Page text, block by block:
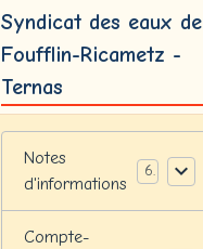
Syndicat des eaux de
Foufflin-Ricametz -
Ternas
Notes
d'informations
6
Compte-